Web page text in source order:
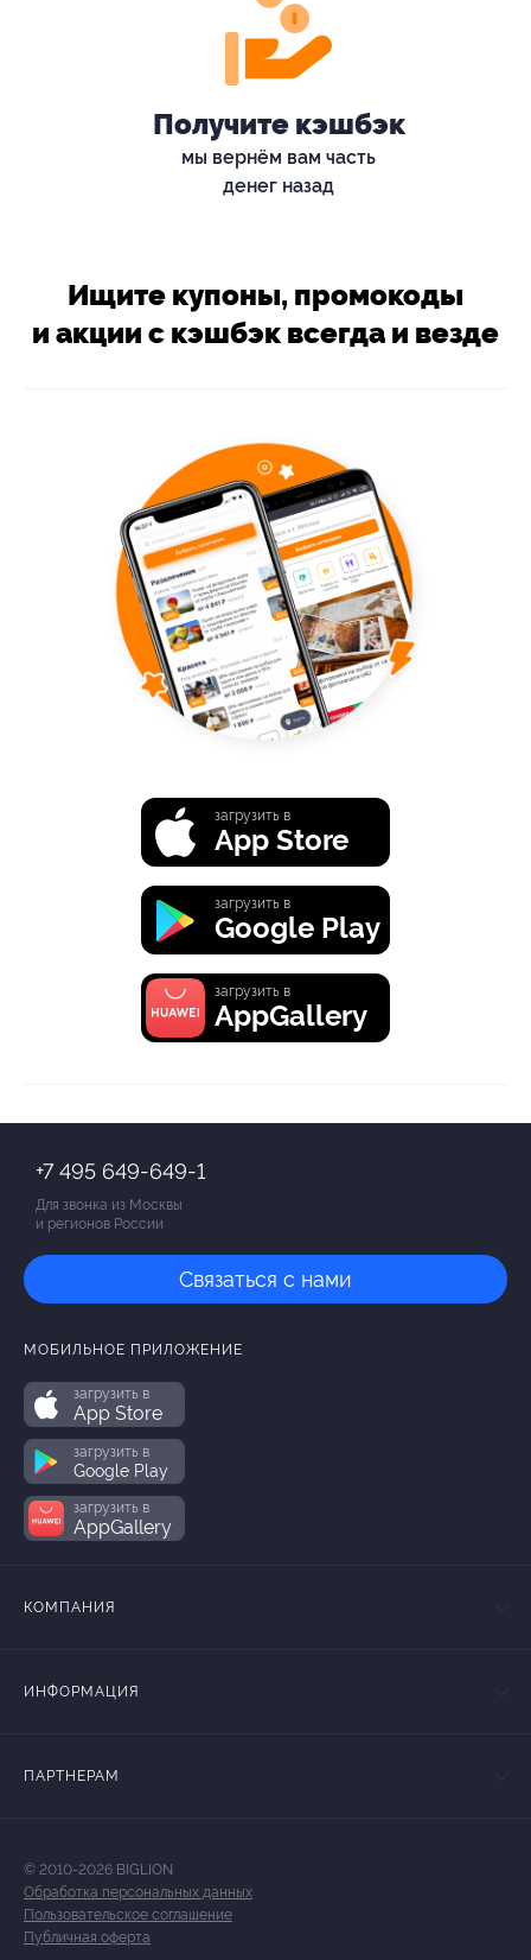
Получите кэшбэк
мы вернём вам часть
денег назад
Ищите купоны, промокоды
и акции с кэшбэк всегда и везде
загрузить в
App Store
загрузить в
Google Play
загрузить в
AppGallery
+7 495 649-649-1
Для звонка из Москвы
и регионов России
Связаться с нами
МОБИЛЬНОЕ ПРИЛОЖЕНИЕ
загрузить в
App Store
загрузить в
Google Play
загрузить в
AppGallery
КОМПАНИЯ
ИНФОРМАЦИЯ
ПАРТНЕРАМ
© 2010-2026 BIGLION
Обработка персональных данных
Пользовательское соглашение
Публичная оферта